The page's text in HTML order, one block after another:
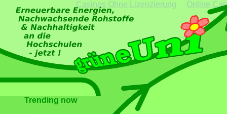
Casinos Ohne Lizenzierung Online
Trending now